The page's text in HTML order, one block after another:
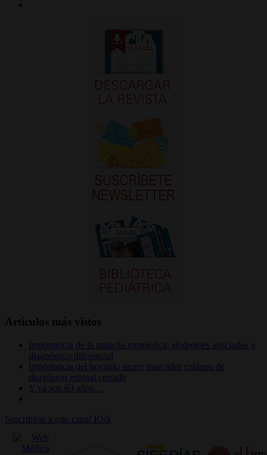
Artículos más vistos
Importancia de la mancha mongólica: síndromes asociados y
diagnóstico diferencial
Importancia del hoyuelo sacro: marcador cutáneo de
disrafismo espinal cerrado
Y ya son 63 años…
Suscribirse a este canal RSS